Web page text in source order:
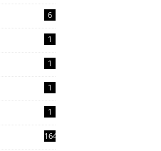
6
1
1
1
1
1644